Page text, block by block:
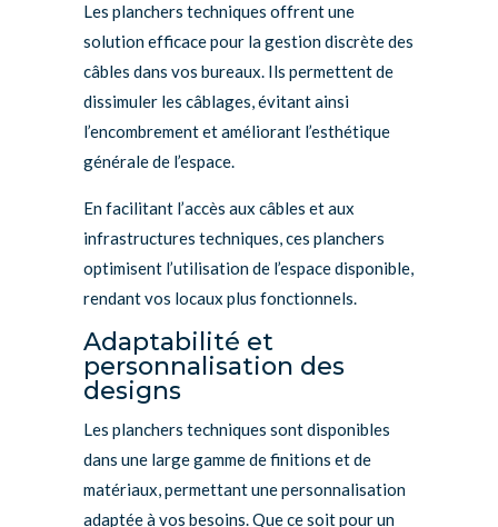
Les planchers techniques offrent une
solution efficace pour la gestion discrète des
câbles dans vos bureaux. Ils permettent de
dissimuler les câblages, évitant ainsi
l’encombrement et améliorant l’esthétique
générale de l’espace.
En facilitant l’accès aux câbles et aux
infrastructures techniques, ces planchers
optimisent l’utilisation de l’espace disponible,
rendant vos locaux plus fonctionnels.
Adaptabilité et
personnalisation des
designs
Les planchers techniques sont disponibles
dans une large gamme de finitions et de
matériaux, permettant une personnalisation
adaptée à vos besoins. Que ce soit pour un